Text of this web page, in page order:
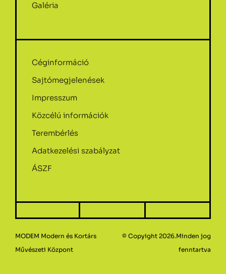
Galéria
Céginformáció
Sajtómegjelenések
Impresszum
Közcélú információk
Terembérlés
Adatkezelési szabályzat
ÁSZF
MODEM Modern és Kortárs
Művészeti Központ
© Copyight 2026.Minden jog
fenntartva